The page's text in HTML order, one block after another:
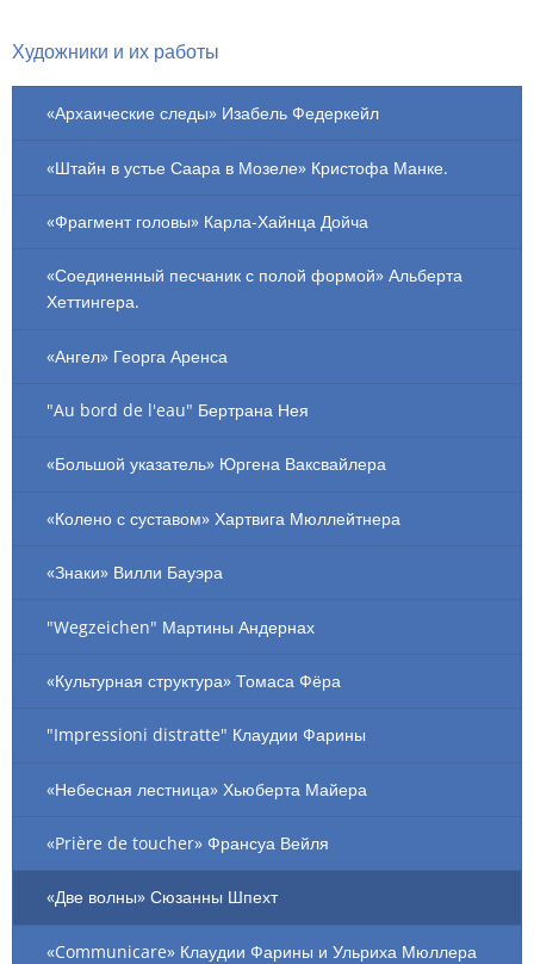
Художники и их работы
«Архаические следы» Изабель Федеркейл
«Штайн в устье Саара в Мозеле» Кристофа Манке.
«Фрагмент головы» Карла-Хайнца Дойча
«Соединенный песчаник с полой формой» Альберта
Хеттингера.
«Ангел» Георга Аренса
"Au bord de l'eau" Бертрана Нея
«Большой указатель» Юргена Ваксвайлера
«Колено с суставом» Хартвига Мюллейтнера
«Знаки» Вилли Бауэра
"Wegzeichen" Мартины Андернах
«Культурная структура» Томаса Фёра
"Impressioni distratte" Клаудии Фарины
«Небесная лестница» Хьюберта Майера
«Prière de toucher» Франсуа Вейля
«Две волны» Сюзанны Шпехт
«Communicare» Клаудии Фарины и Ульриха Мюллера